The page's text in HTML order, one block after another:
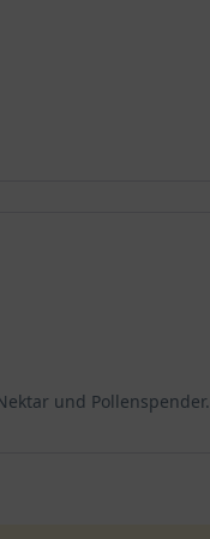
und Pollenspender.